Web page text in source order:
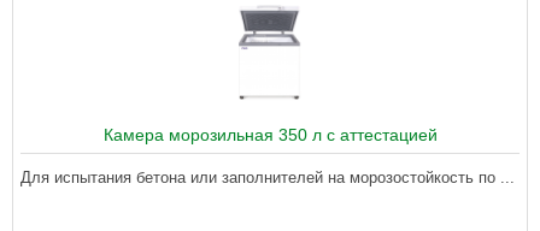
Камера морозильная 350 л с аттестацией
Для испытания бетона или заполнителей на морозостойкость по ...